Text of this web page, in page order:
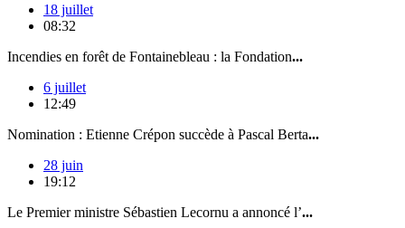
18 juillet
08:32
Incendies en forêt de Fontainebleau : la Fondation...
6 juillet
12:49
Nomination : Etienne Crépon succède à Pascal Berta...
28 juin
19:12
Le Premier ministre Sébastien Lecornu a annoncé l’...